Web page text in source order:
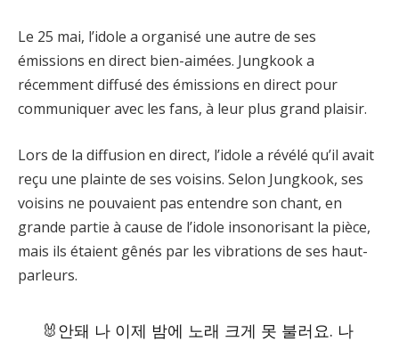
Le 25 mai, l’idole a organisé une autre de ses
émissions en direct bien-aimées. Jungkook a
récemment diffusé des émissions en direct pour
communiquer avec les fans, à leur plus grand plaisir.
Lors de la diffusion en direct, l’idole a révélé qu’il avait
reçu une plainte de ses voisins. Selon Jungkook, ses
voisins ne pouvaient pas entendre son chant, en
grande partie à cause de l’idole insonorisant la pièce,
mais ils étaient gênés par les vibrations de ses haut-
parleurs.
🐰안돼 나 이제 밤에 노래 크게 못 불러요. 나